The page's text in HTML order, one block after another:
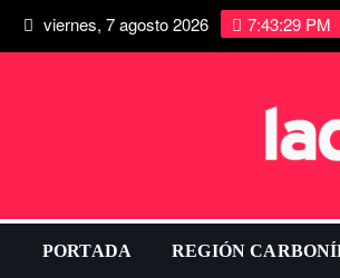
viernes, 7 agosto 2026 7:43:30 PM
PORTADA REGIÓN